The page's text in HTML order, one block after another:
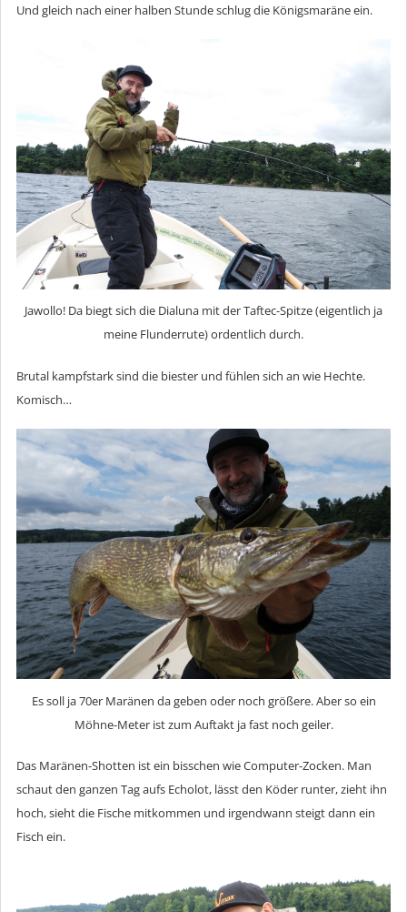
Und gleich nach einer halben Stunde schlug die Königsmaräne ein.
Jawollo! Da biegt sich die Dialuna mit der Taftec-Spitze (eigentlich ja
meine Flunderrute) ordentlich durch.
Brutal kampfstark sind die biester und fühlen sich an wie Hechte.
Komisch…
Es soll ja 70er Maränen da geben oder noch größere. Aber so ein
Möhne-Meter ist zum Auftakt ja fast noch geiler.
Das Maränen-Shotten ist ein bisschen wie Computer-Zocken. Man
schaut den ganzen Tag aufs Echolot, lässt den Köder runter, zieht ihn
hoch, sieht die Fische mitkommen und irgendwann steigt dann ein
Fisch ein.